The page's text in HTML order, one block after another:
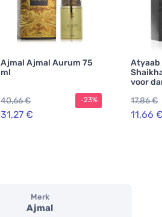
Ajmal Ajmal Aurum 75
ml
40,66 €
31,27 €
-23%
Atyaab
voor
17,86 €
11,66 €
Merk
Ajmal